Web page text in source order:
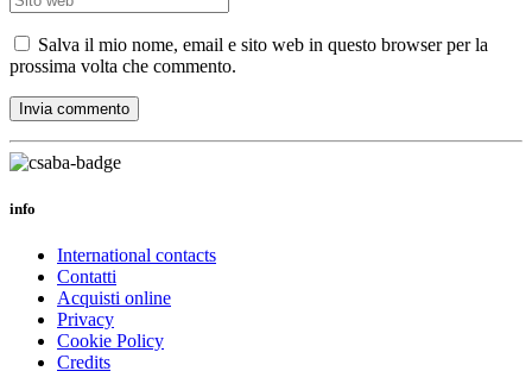
Salva il mio nome, email e sito web in questo browser per la
prossima volta che commento.
info
International contacts
Contatti
Acquisti online
Privacy
Cookie Policy
Credits